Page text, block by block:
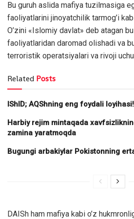
Bu guruh aslida mafiya tuzilmasiga
faoliyatlarini jinoyatchilik tarmog’i
O’zini «Islomiy davlat» deb atagan
faoliyatlaridan daromad olishadi va
terroristik operatsiyalari va rivoji
Related Posts
IShID; AQShning eng foydali
Harbiy rejim mintaqada
zamina yaratmoqda
Bugungi arbakiylar Pokistonning
DAISh ham mafiya kabi o’z